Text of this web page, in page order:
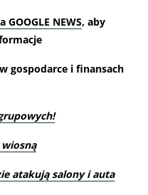
NEWS, aby
gospodarce i finansach
atakują salony i auta